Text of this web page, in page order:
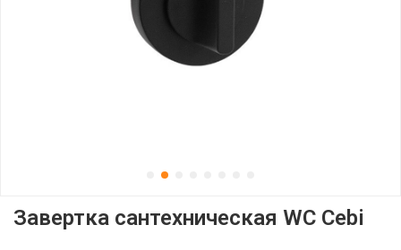
Завертка сантехническая WC Cebi